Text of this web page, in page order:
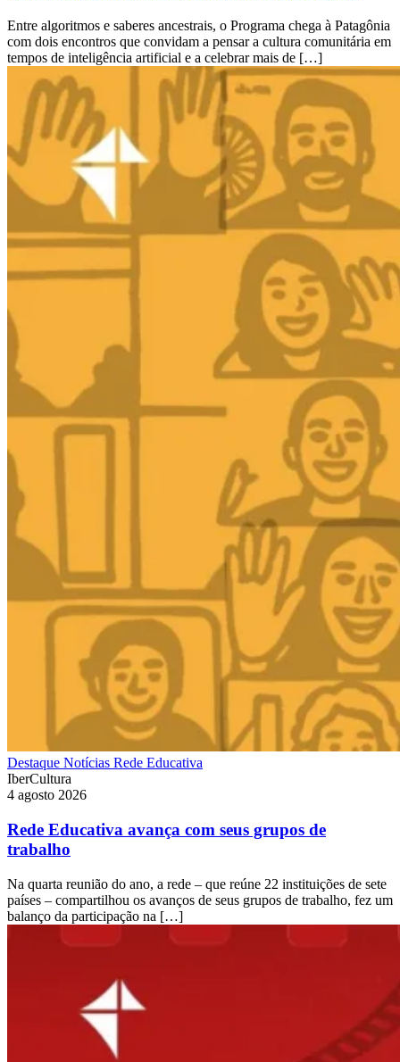
Entre algoritmos e saberes ancestrais, o Programa chega à Patagônia
com dois encontros que convidam a pensar a cultura comunitária em
tempos de inteligência artificial e a celebrar mais de […]
Destaque Notícias Rede Educativa
IberCultura
4 agosto 2026
Rede Educativa avança com seus grupos de
trabalho
Na quarta reunião do ano, a rede – que reúne 22 instituições de sete
países – compartilhou os avanços de seus grupos de trabalho, fez um
balanço da participação na […]